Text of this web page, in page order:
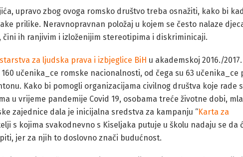
upravo zbog ovoga romsko društvo treba osnažiti, kako bi
prilike. Neravnopravnan položaj u kojem se često nalaze
čini ih ranjivim i izloženijim stereotipima i diskriminicaji.
za ljudska prava i izbjeglice BiH u akademskoj 2016./
učenika_ce romske nacionalnosti, od čega su 63 učenika_ce
Kako bi pomogli organizacijama civilnog društva koje rade
u vrijeme pandemije Covid 19, osobama treće životne dobi,
zajednice dala je inicijalna sredstva za kampanju “Karta za
s kojima svakodnevno s Kiseljaka putuje u školu nadaju se da
jer za njih to doslovno znači budućnost.